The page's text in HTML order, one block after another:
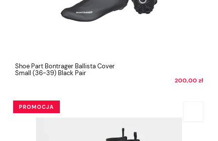
Shoe Part Bontrager Ballista Cover
Small (36-39) Black Pair
200,00 zł
PROMOCJA